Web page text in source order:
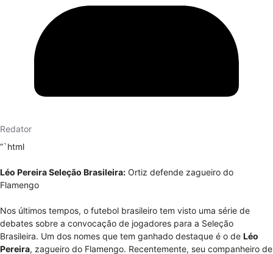
Redator
“`html
Léo Pereira Seleção Brasileira: Ortiz defende zagueiro do
Flamengo
Nos últimos tempos, o futebol brasileiro tem visto uma série de
debates sobre a convocação de jogadores para a Seleção
Brasileira. Um dos nomes que tem ganhado destaque é o de Léo
Pereira, zagueiro do Flamengo. Recentemente, seu companheiro de